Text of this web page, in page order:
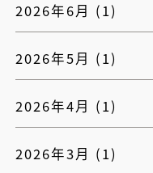
2026年6月 (1)
2026年5月 (1)
2026年4月 (1)
2026年3月 (1)